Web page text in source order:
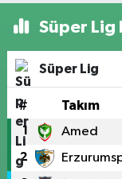
Süper Lig
Süper Lig
# Takım
1 Amed
2